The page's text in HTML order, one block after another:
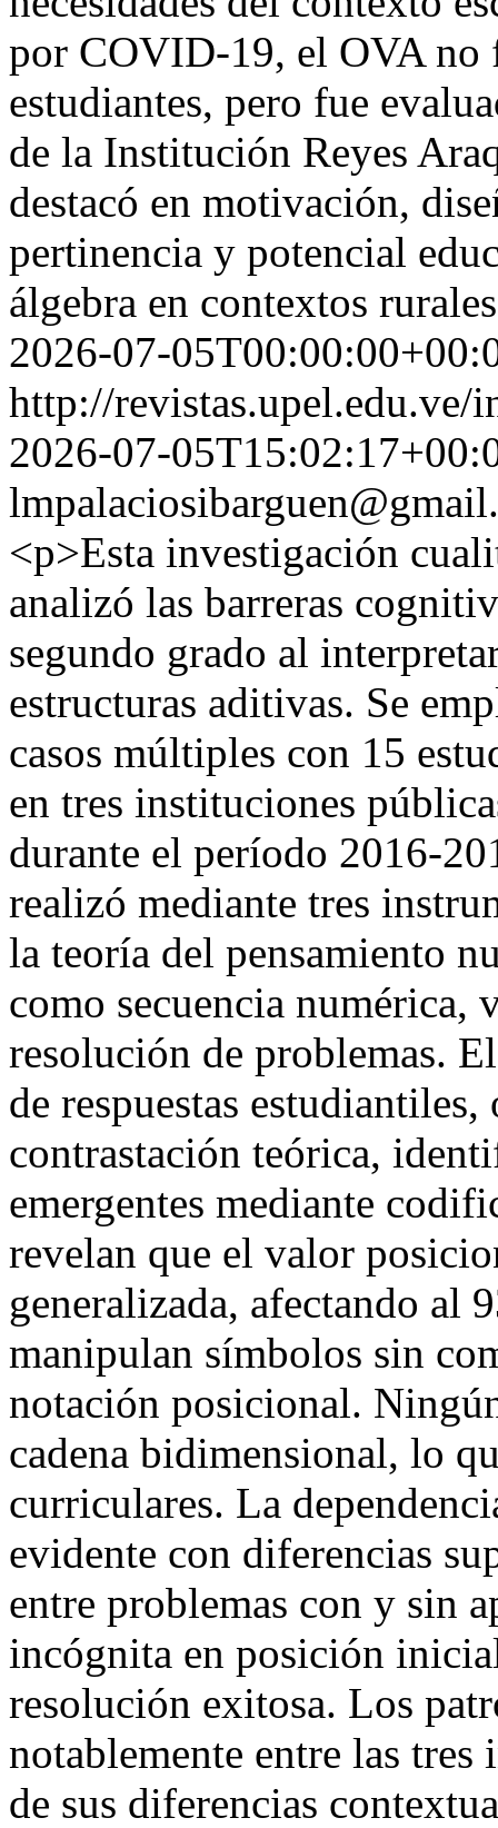
por COVID-19, el OVA no
estudiantes, pero fue
de la Institución Reyes
destacó en motivación,
pertinencia y potencial
álgebra en contextos
2026-07-
http://
2026-07-
<p>Esta investigación
analizó las barreras
segundo grado al
estructuras aditivas. Se
casos múltiples con 15
en tres instituciones
durante el período 2016-
realizó mediante tres
la teoría del pensamiento
como secuencia
resolución de problemas.
de respuestas
contrastación teórica,
emergentes mediante
revelan que el valor
generalizada, afectando al
manipulan símbolos sin
notación posicional.
cadena bidimensional, lo
curriculares. La
evidente con diferencias
entre problemas con y sin
incógnita en posición
resolución exitosa. Los
notablemente entre las
de sus diferencias